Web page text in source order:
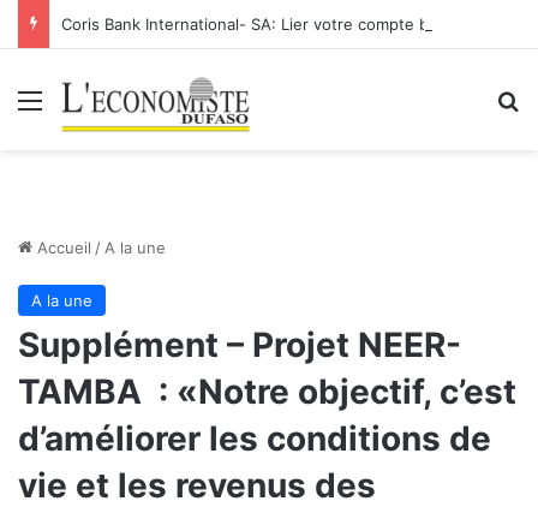
Menu
Accueil / A la une
A la une
Supplément – Projet NEER-
TAMBA : «Notre objectif, c’est
d’améliorer les conditions de
vie et les revenus des